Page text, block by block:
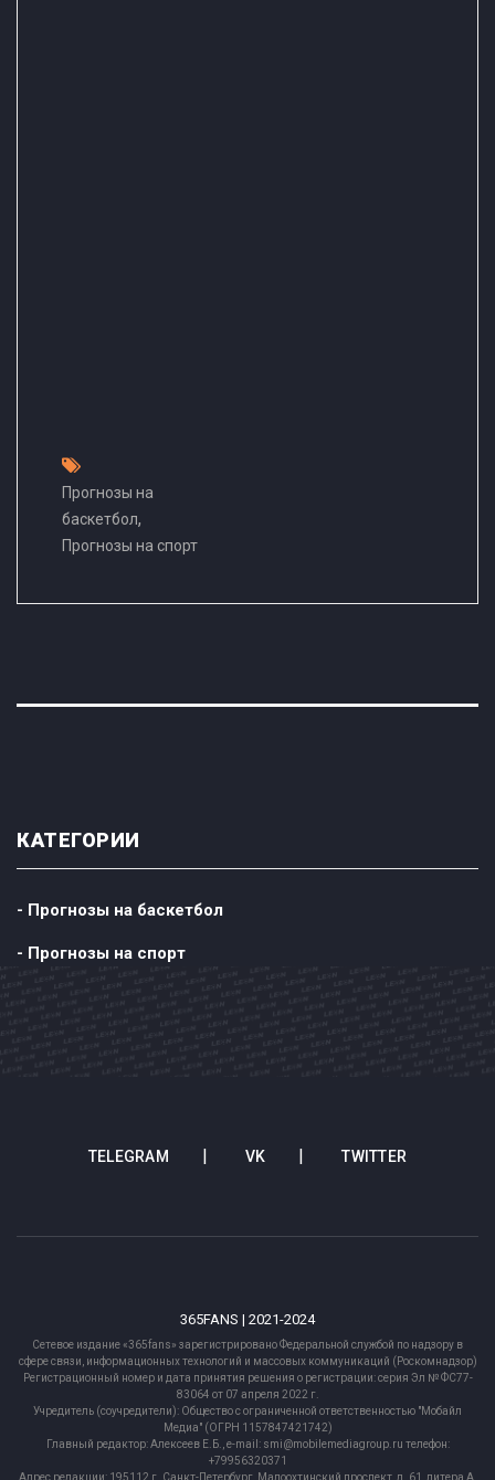
Прогнозы на
баскетбол,
Прогнозы на спорт
КАТЕГОРИИ
- Прогнозы на баскетбол
- Прогнозы на спорт
TELEGRAM VK TWITTER
365FANS | 2021-2024
Сетевое издание «365fans» зарегистрировано Федеральной службой по надзору в
сфере связи, информационных технологий и массовых коммуникаций (Роскомнадзор)
Регистрационный номер и дата принятия решения о регистрации: серия Эл № ФС77-
83064 от 07 апреля 2022 г.
Учредитель (соучредители): Общество с ограниченной ответственностью "Мобайл
Медиа" (ОГРН 1157847421742)
Главный редактор: Алексеев Е.Б., e-mail: smi@mobilemediagroup.ru телефон:
+79956320371
Адрес редакции: 195112 г. Санкт-Петербург, Малоохтинский проспект, д. 61, литера А,